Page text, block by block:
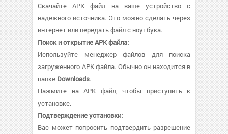
Скачайте APK файл на ваше устройство с
надежного источника. Это можно сделать через
интернет или передать файл с ноутбука.
Поиск и открытие APK файла:
Используйте менеджер файлов для поиска
загруженного APK файла. Обычно он находится в
папке Downloads.
Нажмите на APK файл, чтобы приступить к
установке.
Подтверждение установки:
Вас может попросить подтвердить разрешение